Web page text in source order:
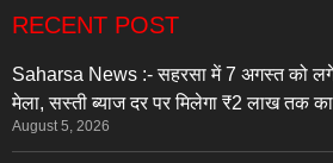
RECENT POST
Saharsa News :- सहरसा में 7 अगस्त को
मेला, सस्ती ब्याज दर पर मिलेगा ₹2 लाख तक
August 5, 2026